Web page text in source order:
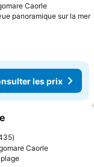
Caorle
panoramique sur la mer
les prix
favoris
Caorle
Consulter les